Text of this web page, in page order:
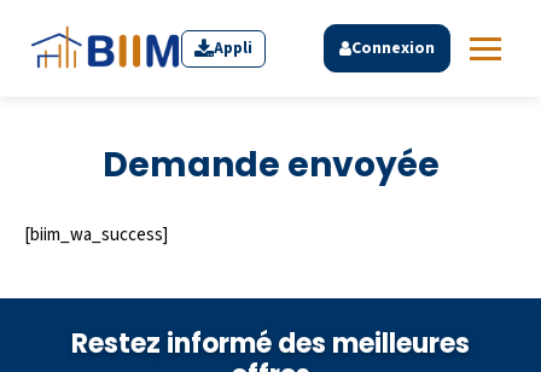
Appli Connexion
Demande envoyée
[biim_wa_success]
Restez informé des meilleures